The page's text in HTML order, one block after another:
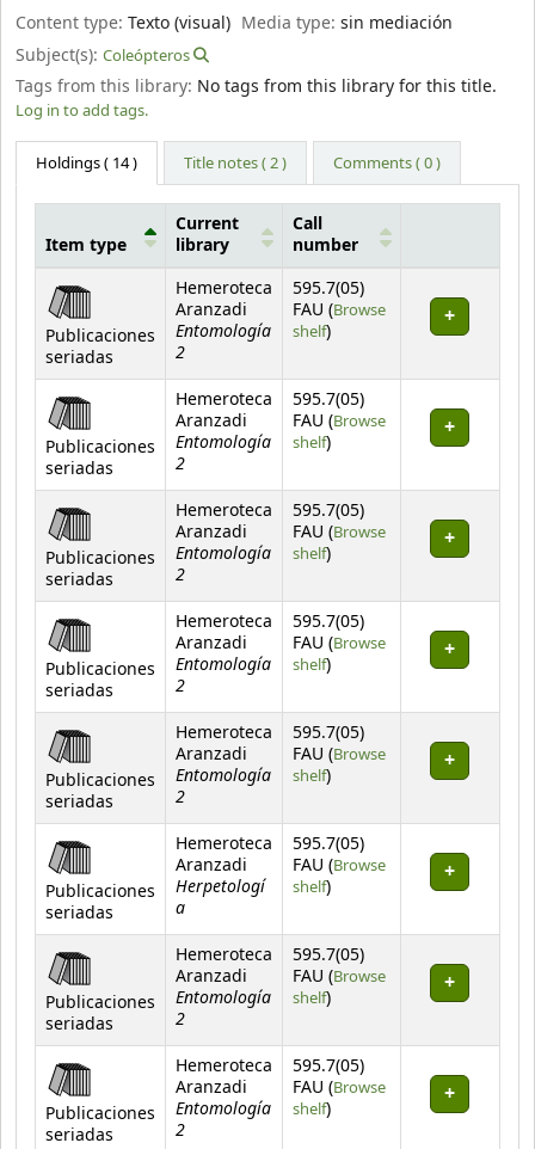
Content type: Texto (visual) Media type:sin mediación
Subject(s): Coleópteros
Tags from this library: No tags from this library for this title.
Log in to add tags.
Holdings( 14 ) Title notes ( 2 ) Comments ( 0 )
Holdings
Item type
Current
library
Call
number
Publicaciones
seriadas
Hemeroteca
Aranzadi
Entomología
2
595.7(05)
FAU (Browse
shelf(Opens below)
)
Publicaciones
seriadas
Hemeroteca
Aranzadi
Entomología
2
595.7(05)
FAU (Browse
shelf(Opens below)
)
Publicaciones
seriadas
Hemeroteca
Aranzadi
Entomología
2
595.7(05)
FAU (Browse
shelf(Opens below)
)
Publicaciones
seriadas
Hemeroteca
Aranzadi
Entomología
2
595.7(05)
FAU (Browse
shelf(Opens below)
)
Publicaciones
seriadas
Hemeroteca
Aranzadi
Entomología
2
595.7(05)
FAU (Browse
shelf(Opens below)
)
Publicaciones
seriadas
Hemeroteca
Aranzadi
Herpetologí
a
595.7(05)
FAU (Browse
shelf(Opens below)
)
Publicaciones
seriadas
Hemeroteca
Aranzadi
Entomología
2
595.7(05)
FAU (Browse
shelf(Opens below)
)
Publicaciones
seriadas
Hemeroteca
Aranzadi
Entomología
2
595.7(05)
FAU (Browse
shelf(Opens below)
)